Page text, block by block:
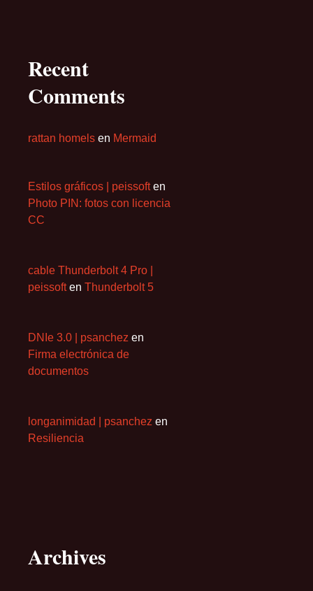
Recent
Comments
rattan homels en Mermaid
Estilos gráficos | peissoften
Photo PIN: fotos con licencia
CC
cable Thunderbolt 4 Pro |
peissoften Thunderbolt 5
DNIe 3.0 | psanchez en
Firma electrónica de
documentos
longanimidad | psanchez en
Resiliencia
Archives